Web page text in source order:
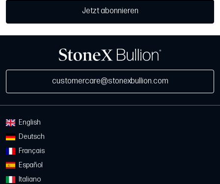
Jetzt abonnieren
customercare@stonexbullion.com
English
Deutsch
Français
Español
Italiano